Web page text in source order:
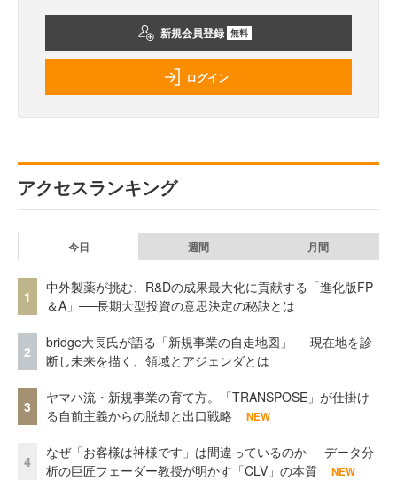
新規会員登録 無料
ログイン
アクセスランキング
今日 週間 月間
1
中外製薬が挑む、R&Dの成果最大化に貢献する「進化版FP
＆A」──長期大型投資の意思決定の秘訣とは
2
bridge大長氏が語る「新規事業の自走地図」──現在地を診
断し未来を描く、領域とアジェンダとは
3
ヤマハ流・新規事業の育て方。「TRANSPOSE」が仕掛け
る自前主義からの脱却と出口戦略
NEW
4
なぜ「お客様は神様です」は間違っているのか──データ分
析の巨匠フェーダー教授が明かす「CLV」の本質
NEW